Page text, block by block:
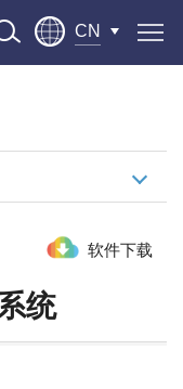
CN
软件下载
统